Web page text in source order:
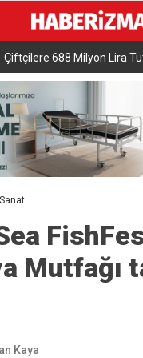
Milyon Lira Tutarında
Mutfağı
Kaya